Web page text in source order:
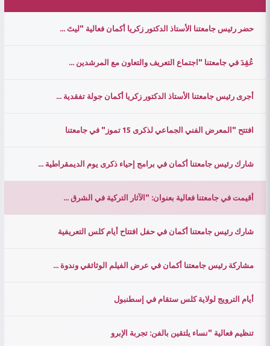
حضر رئيس جامعتنا الأستاذ الدكتور زكريا أكمان فعالية "ليتَ ...
عُقِدَ في جامعتنا "اجتماع التعريف والتعاون مع المرشدين ...
أجرى رئيس جامعتنا الأستاذ الدكتور زكريا أكمان جولة تفقدية ...
افتتح "المعرض الفني الجماعي لذكرى 15 تموز" في جامعتنا
شارك رئيس جامعتنا أكمان في برامج إحياء ذكرى يوم الديمقراطية ...
أقيمت في جامعتنا فعالية بعنوان: "الآثار التركية في الشرق ...
شارك رئيس جامعتنا أكمان في حفل افتتاح أيام كلس التعريفية
مشاركة رئيس جامعتنا أكمان في عرض الفيلم الوثائقي وندوة ...
أيام الترويج لولاية كلس ستقام في إسطنبول
تنظيم فعالية "نساء يلتقين بالفن: تجربة الإبرو